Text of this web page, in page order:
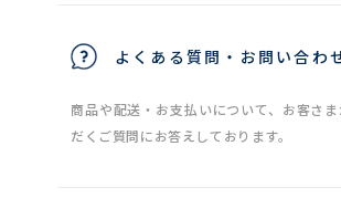
よくある質問・お問い合わ
商品や配送・お支払いについて、お客さ
だくご質問にお答えしております。